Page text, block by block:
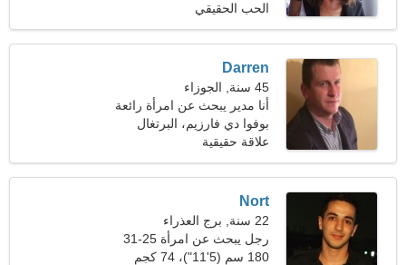
الحب الحقيقي
Darren
45 سنة, الجوزاء
أنا مدير يبحث عن امرأة رائعة
بوفوا دي فارزيم، البرتغال
علاقة حقيقية
Nort
22 سنة, برج العذراء
رجل يبحث عن امرأة 25-31
180 سم (5'11")، 74 كجم